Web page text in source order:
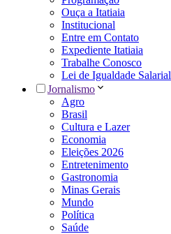
Ouça a Itatiaia
Institucional
Entre em Contato
Expediente Itatiaia
Trabalhe Conosco
Lei de Igualdade Salarial
Jornalismo
Agro
Brasil
Cultura e Lazer
Economia
Eleições 2026
Entretenimento
Gastronomia
Minas Gerais
Mundo
Política
Saúde